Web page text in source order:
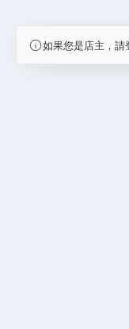
如果您是店主，請